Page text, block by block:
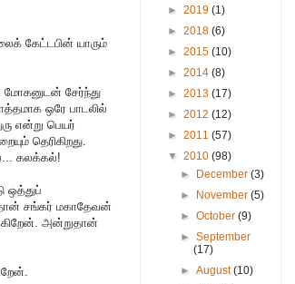
கேட்டபின் யாரும்
சேர்ந்து
ஒரே பாடலில்
என்று பெயர்
தெரிகிறது.
கலக்கல்!
ஒத்துப்
சங்கர் மகாதேவன்
அன்றுதான்
► 2019 (1)
► 2018 (6)
► 2015 (10)
► 2014 (8)
► 2013 (17)
► 2012 (12)
► 2011 (57)
▼ 2010 (98)
►
December(3)
►
November(5)
►October(9)
►September
(17)
►August(10)